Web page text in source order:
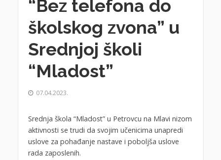
“Bez telefona do
školskog zvona” u
Srednjoj školi
“Mladost”
07.04.2023.
Srednja škola “Mladost” u Petrovcu na Mlavi nizom
aktivnosti se trudi da svojim učenicima unapredi
uslove za pohađanje nastave i poboljša uslove
rada zaposlenih.